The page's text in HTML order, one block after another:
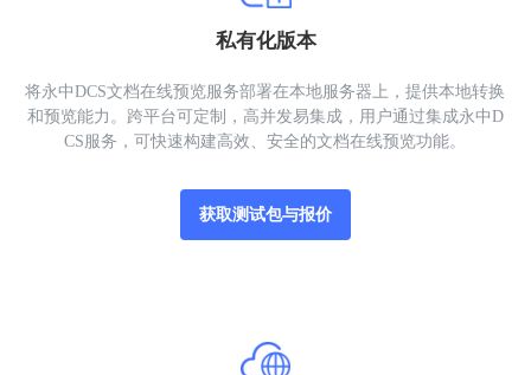
私有化版本
将永中DCS文档在线预览服务部署在本地服务器上，提供本地转换
和预览能力。跨平台可定制，高并发易集成，用户通过集成永中D
CS服务，可快速构建高效、安全的文档在线预览功能。
获取测试包与报价